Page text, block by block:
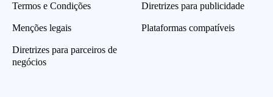
Termos e Condições
Menções legais
Diretrizes para parceiros de
negócios
Diretrizes para publicidade
Plataformas compatíveis